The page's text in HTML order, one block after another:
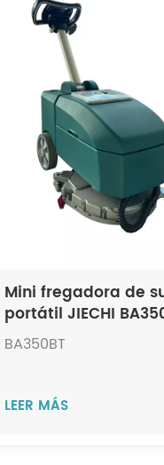
Mini fregadora de
portátil JIECHI
BA350BT
LEER MÁS